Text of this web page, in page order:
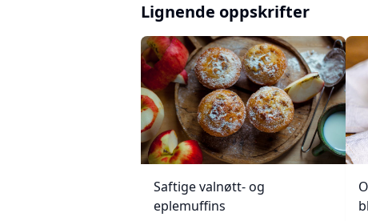
Lignende oppskrifter
Saftige valnøtt- og
eplemuffins